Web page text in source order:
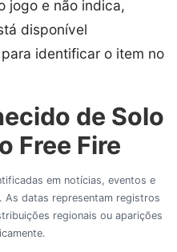
jogo e não indica,
disponível
identificar o item no
de Solo
Free Fire
em notícias, eventos e
As datas representam registros
regionais ou aparições